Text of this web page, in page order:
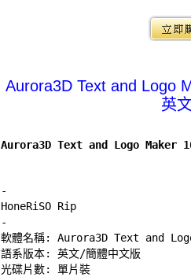
Aurora3D Text and Logo
英
Aurora3D Text and Logo Maker
-
-
軟體名稱: Aurora3D Text and
語系版本: 英文/簡體中文版
光碟片數: 單片裝